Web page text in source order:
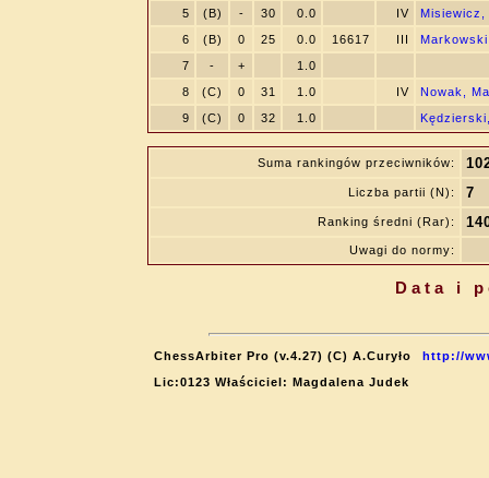
5
(B) - 30 0.0 IV
Misiewicz,
6
(B) 0 25 0.0 16617 III
7
- +
1.0
8
(C) 0 31 1.0 IV
Nowak,
9
(C) 0 32 1.0
Suma rankingów przeciwników:
Liczba partii (N): 7
Ranking średni (Rar):
Uwagi do normy:
Data i
ChessArbiter Pro (v.4.27) (C) A.Curyło
http://
Lic:0123 Właściciel: Magdalena Judek